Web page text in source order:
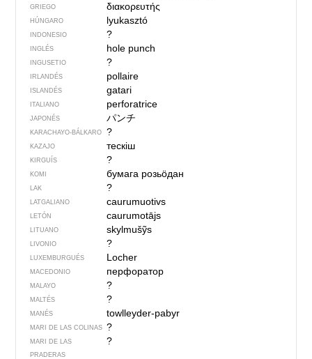
GRIEGO διακορευτής
HÚNGARO lyukasztó
INDONESIO ?
INGLÉS hole punch
INGUSETIO ?
IRLANDÉS pollaire
ISLANDÉS gatari
ITALIANO perforatrice
JAPONÉS パンチ
KARACHAYO-BÁLKARO ?
KAZAJO тескіш
KIRGUÍS ?
KOMI бумага розьӧдан
LAK ?
LATGALIANO caurumuotivs
LETÓN caurumotājs
LITUANO skylmušỹs
LIVONIO ?
LUXEMBURGUÉS Locher
MACEDONIO перфоратор
MALAYO ?
MALTÉS ?
MANÉS towlleyder-pabyr
MARI DE LAS COLINAS ?
MARI DE LAS
PRADERAS
?